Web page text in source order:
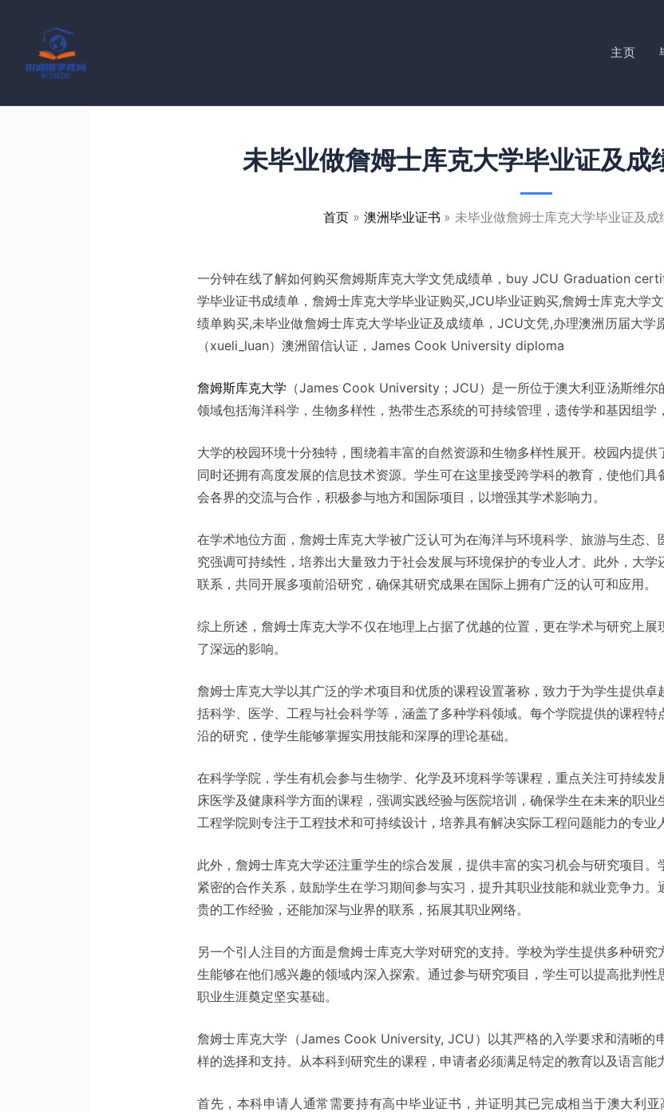
主页
未毕业做詹姆士库克大学毕业证及成
首页 澳洲毕业证书 未毕业做詹姆士库克大学毕业证及
一分钟在线了解如何购买詹姆斯库克大学文凭成绩单，buy JCU Graduation
学毕业证书成绩单，詹姆士库克大学毕业证购买,JCU毕业证购买,詹姆士库克大学
绩单购买,未毕业做詹姆士库克大学毕业证及成绩单，JCU文凭,办理澳洲历届大学
（xueli_luan）澳洲留信认证，James Cook University diploma
詹姆斯库克大学 （James Cook University；JCU）是一所位于澳大利亚汤斯维
领域包括海洋科学，生物多样性，热带生态系统的可持续管理，遗传学和基因组学
大学的校园环境十分独特，围绕着丰富的自然资源和生物多样性展开。校园内提供
同时还拥有高度发展的信息技术资源。学生可在这里接受跨学科的教育，使他们
会各界的交流与合作，积极参与地方和国际项目，以增强其学术影响力。
在学术地位方面，詹姆士库克大学被广泛认可为在海洋与环境科学、旅游与生态
究强调可持续性，培养出大量致力于社会发展与环境保护的专业人才。此外，大
联系，共同开展多项前沿研究，确保其研究成果在国际上拥有广泛的认可和应用。
综上所述，詹姆士库克大学不仅在地理上占据了优越的位置，更在学术与研究上
了深远的影响。
詹姆士库克大学以其广泛的学术项目和优质的课程设置著称，致力于为学生提供
括科学、医学、工程与社会科学等，涵盖了多种学科领域。每个学院提供的课程
沿的研究，使学生能够掌握实用技能和深厚的理论基础。
在科学学院，学生有机会参与生物学、化学及环境科学等课程，重点关注可持续
床医学及健康科学方面的课程，强调实践经验与医院培训，确保学生在未来的职业
工程学院则专注于工程技术和可持续设计，培养具有解决实际工程问题能力的专业
此外，詹姆士库克大学还注重学生的综合发展，提供丰富的实习机会与研究项目
紧密的合作关系，鼓励学生在学习期间参与实习，提升其职业技能和就业竞争力
贵的工作经验，还能加深与业界的联系，拓展其职业网络。
另一个引人注目的方面是詹姆士库克大学对研究的支持。学校为学生提供多种研
生能够在他们感兴趣的领域内深入探索。通过参与研究项目，学生可以提高批判
职业生涯奠定坚实基础。
詹姆士库克大学（James Cook University, JCU）以其严格的入学要求和清晰的
样的选择和支持。从本科到研究生的课程，申请者必须满足特定的教育以及语言能
首先，本科申请人通常需要持有高中毕业证书，并证明其已完成相当于澳大利